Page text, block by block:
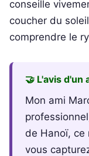
conseille
coucher du
comprendre le
🤝 L'avis d'un
Mon ami
de Hanoï, ce
vous